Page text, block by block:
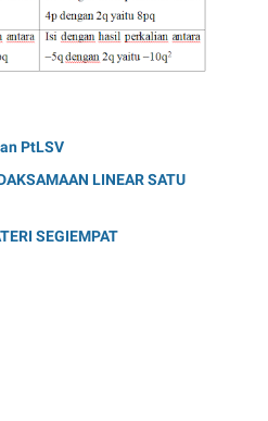
PtLSV
LINEAR SATU
SEGIEMPAT